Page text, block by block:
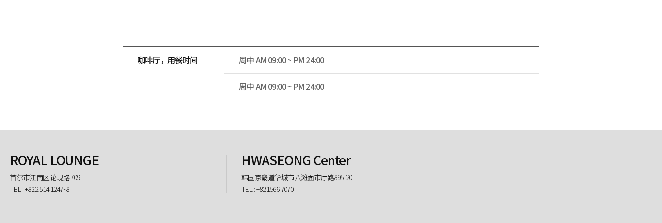
咖啡厅，用餐时间 周中 AM 09:00 ~ PM 24:00
周中 AM 09:00 ~ PM 24:00
ROYAL LOUNGE
首尔市江南区论岘路 709
TEL : +82 2 514 1247~8
HWASEONG Center
韩国京畿道华城市八滩面市厅路895-20
TEL : +82 1566 7070